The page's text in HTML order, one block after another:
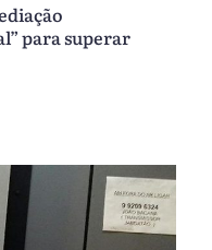
para superar